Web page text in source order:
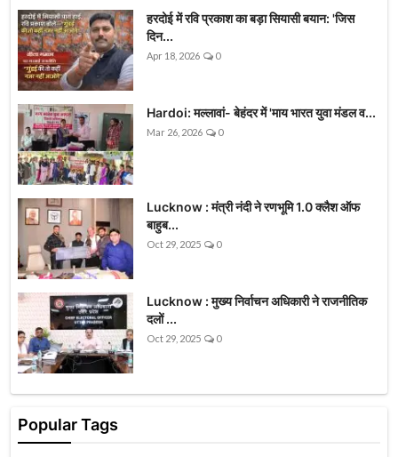
हरदोई में रवि प्रकाश का बड़ा सियासी बयान: 'जिस
दिन...
Apr 18, 2026 0
Hardoi: मल्लावां- बेहंदर में 'माय भारत युवा मंडल व...
Mar 26, 2026 0
Lucknow : मंत्री नंदी ने रणभूमि 1.0 क्लैश ऑफ
बाहुब...
Oct 29, 2025 0
Lucknow : मुख्य निर्वाचन अधिकारी ने राजनीतिक
दलों ...
Oct 29, 2025 0
Popular Tags